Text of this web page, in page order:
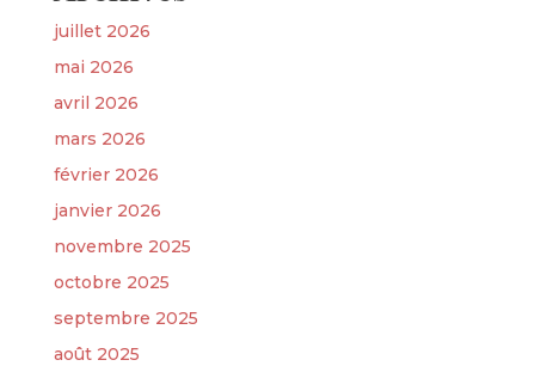
juillet 2026
mai 2026
avril 2026
mars 2026
février 2026
janvier 2026
novembre 2025
octobre 2025
septembre 2025
août 2025